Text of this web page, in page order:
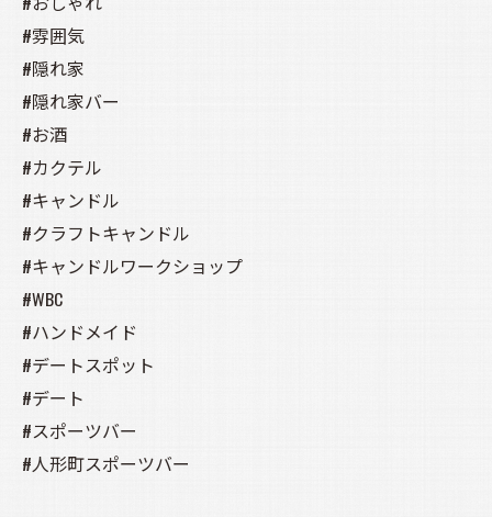
#雰囲気
#隠れ家
#隠れ家バー
#お酒
#カクテル
#キャンドル
#クラフトキャンドル
#キャンドルワークショップ
#WBC
#ハンドメイド
#デートスポット
#デート
#スポーツバー
#人形町スポーツバー